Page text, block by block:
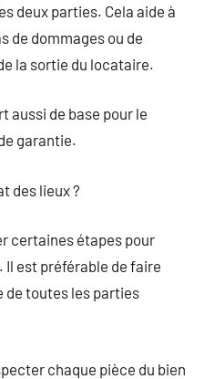
deux parties. Cela aide à
de dommages ou de
la sortie du locataire.
aussi de base pour le
garantie.
des lieux ?
certaines étapes pour
est préférable de faire
de toutes les parties
chaque pièce du bien